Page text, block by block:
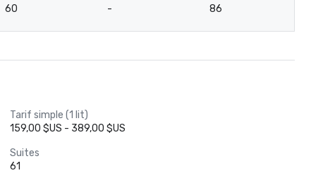
60 - 86
Tarif simple (1 lit)
159,00 $US - 389,00 $US
Suites
61